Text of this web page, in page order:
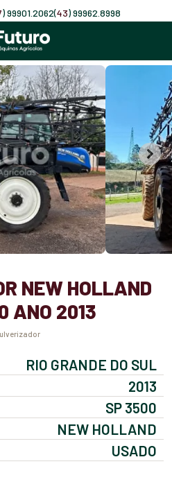
) 99901.2062(43) 99962.8998
NEW HOLLAND
ANO 2013
RIO GRANDE DO SUL
2013
SP 3500
NEW HOLLAND
USADO